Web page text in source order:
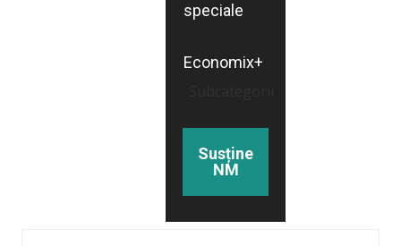
speciale
Economix+
Susține
NM